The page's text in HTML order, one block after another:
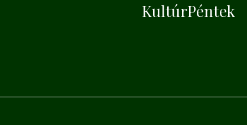
KultúrPéntek